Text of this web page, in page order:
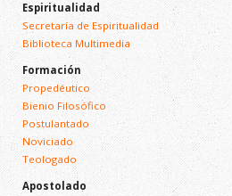
Espiritualidad
Secretaría de Espiritualidad
Biblioteca Multimedia
Formación
Propedéutico
Bienio Filosófico
Postulantado
Noviciado
Teologado
Apostolado